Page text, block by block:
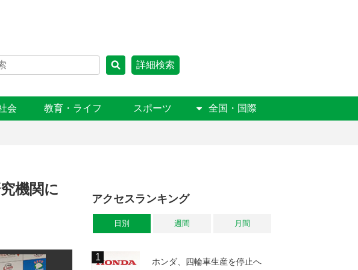
詳細検索
会 教育・ライフ スポーツ 全国・国際
機関に
アクセスランキング
日別 週間 月間
ホンダ、四輪車生産を停止へ